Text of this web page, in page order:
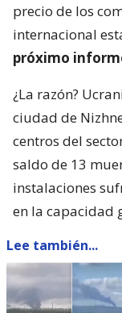
precio de los
internacional
próximo
¿La razón?
ciudad de
centros del
saldo de 13
instalaciones
en la capacidad
Lee también...